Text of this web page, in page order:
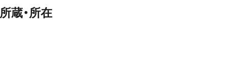
所蔵・所在